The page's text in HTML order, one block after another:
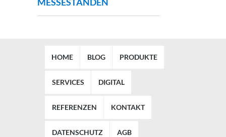
HOME BLOG PRODUKTE
SERVICES DIGITAL
REFERENZEN KONTAKT
DATENSCHUTZ AGB